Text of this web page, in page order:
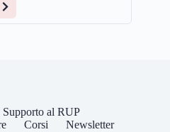
Next
Supporto al RUP
Corsi Newsletter